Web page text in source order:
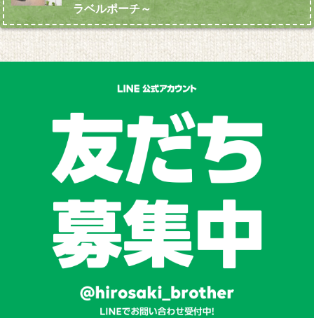
ラベルポーチ～